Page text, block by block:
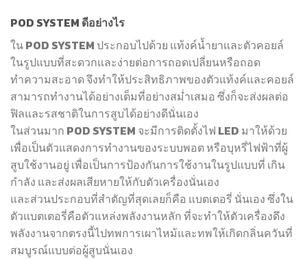
POD SYSTEM ดีอย่างไร
ใน POD SYSTEM ประกอบไปด้วย แท้งค์น้ำยาและตัวคอยล์
ในรูปแบบที่สะดวกและง่ายต่อการถอดเปลี่ยนหรือถอด
ทำความสะอาด จึงทำให้ประสิทธิภาพของตัวแท้งค์และคอยล์
สามารถทำงานได้อย่างเต็มที่อย่างสม่ำเสมอ ซึ่งก็จะส่งผลต่อ
ฟิลและรสชาติในการสูบได้อย่างดีนั่นเอง
ในส่วนมาก POD SYSTEM จะมีการติดตั้งไฟ LED มาให้ด้วย
เพื่อเป็นตัวแสดงการทำงานของระบบพอต หรือบุหรี่ไฟฟ้าที่ผู้
สูบใช้งานอยู่ เพื่อเป็นการป้องกันการใช้งานในรูปแบบที่ เกิน
กำลัง และส่งผลเสียหายให้กับตัวเครื่องนั่นเอง
และส่วนประกอบที่สำตัญที่สุดเลยก็คือ แบตเตอรี่ นั่นเอง ซึ่งใน
ตัวแบตเตอรี่คือตัวแหล่งพลังงานหลัก ที่จะทำให้ตัวเครื่องดึง
พลังงานจากตรงนี้ไปทพการเผาไหม้และทพให้เกิดกลิ่นควันที่
สมบูรณ์แบบต่อผู้สูบนั่นเอง